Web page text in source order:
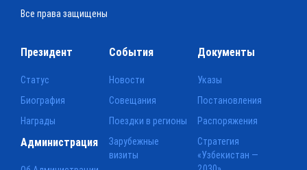
Все права защищены
Президент
Статус
Биография
Награды
События
Новости
Совещания
Поездки в регионы
Зарубежные
визиты
Документы
Указы
Постановления
Распоряжения
Стратегия
«Узбекистан —
Администрация